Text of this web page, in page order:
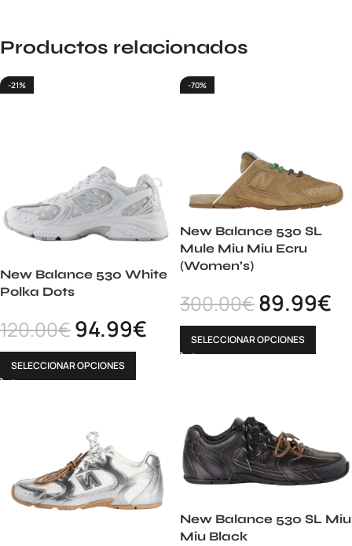
Productos relacionados
-21%
New Balance 530 White
Polka Dots
120.00€94.99€
SELECCIONAR OPCIONES
-70%
New Balance 530 SL
Mule Miu Miu Ecru
(Women’s)
300.00€89.99€
SELECCIONAR OPCIONES
New Balance 530 SL Miu
Miu Black